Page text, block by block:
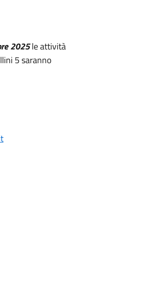
2025le attività
5 saranno